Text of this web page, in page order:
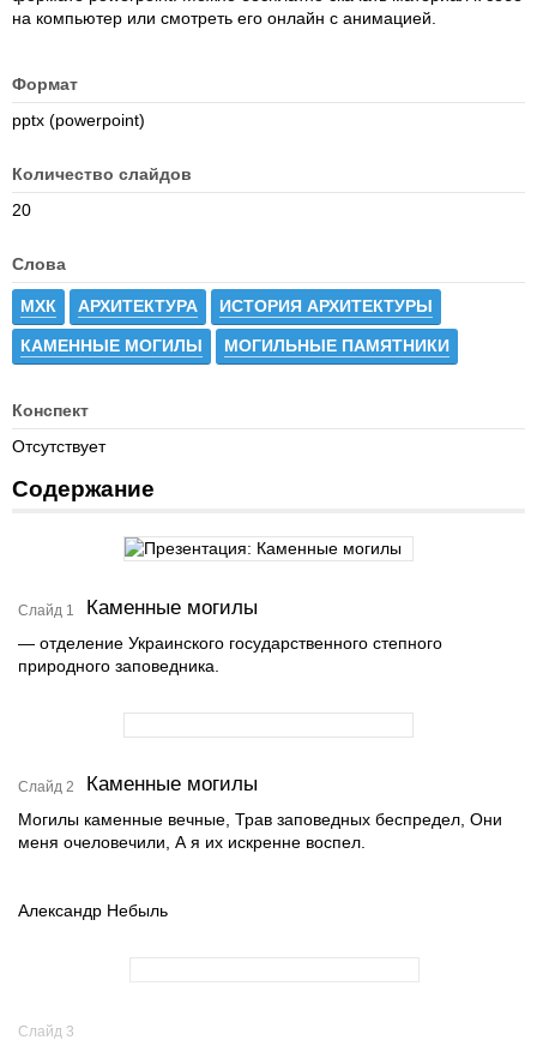
на компьютер или смотреть его онлайн с анимацией.
Формат
pptx (powerpoint)
Количество слайдов
20
Слова
МХК АРХИТЕКТУРА ИСТОРИЯ АРХИТЕКТУРЫ
КАМЕННЫЕ МОГИЛЫ МОГИЛЬНЫЕ ПАМЯТНИКИ
Конспект
Отсутствует
Содержание
Слайд 1 Каменные могилы
— отделение Украинского государственного степного
природного заповедника.
Слайд 2 Каменные могилы
Могилы каменные вечные, Трав заповедных беспредел, Они
меня очеловечили, А я их искренне воспел.
Александр Небыль
Слайд 3